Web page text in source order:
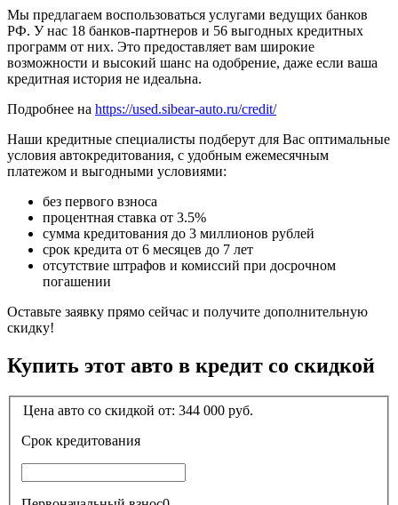
Мы предлагаем воспользоваться услугами ведущих банков
РФ. У нас 18 банков-партнеров и 56 выгодных кредитных
программ от них. Это предоставляет вам широкие
возможности и высокий шанс на одобрение, даже если ваша
кредитная история не идеальна.
Подробнее на https://used.sibear-auto.ru/credit/
Наши кредитные специалисты подберут для Вас оптимальные
условия автокредитования, с удобным ежемесячным
платежом и выгодными условиями:
без первого взноса
процентная ставка от 3.5%
сумма кредитования до 3 миллионов рублей
срок кредита от 6 месяцев до 7 лет
отсутствие штрафов и комиссий при досрочном
погашении
Оставьте заявку прямо сейчас и получите дополнительную
скидку!
Купить этот авто в кредит со скидкой
Цена авто со скидкой от: 344 000 руб.
Срок кредитования